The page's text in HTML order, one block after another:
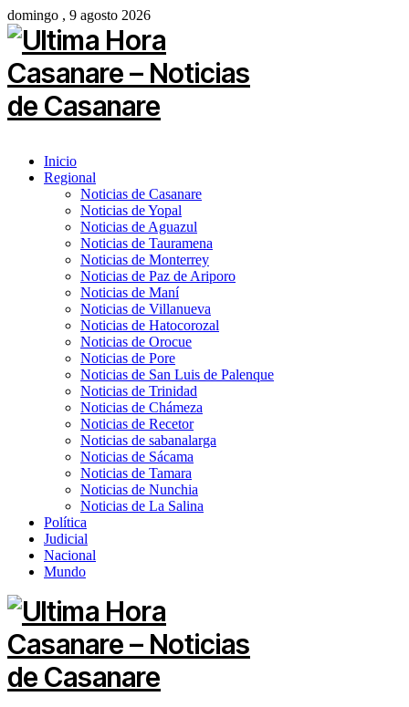
domingo , 9 agosto 2026
Inicio
Regional
Noticias de Casanare
Noticias de Yopal
Noticias de Aguazul
Noticias de Tauramena
Noticias de Monterrey
Noticias de Paz de Ariporo
Noticias de Maní
Noticias de Villanueva
Noticias de Hatocorozal
Noticias de Orocue
Noticias de Pore
Noticias de San Luis de Palenque
Noticias de Trinidad
Noticias de Chámeza
Noticias de Recetor
Noticias de sabanalarga
Noticias de Sácama
Noticias de Tamara
Noticias de Nunchia
Noticias de La Salina
Política
Judicial
Nacional
Mundo